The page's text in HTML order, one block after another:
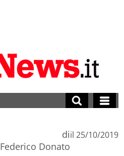
di
Federico Donato
il 25/10/2019